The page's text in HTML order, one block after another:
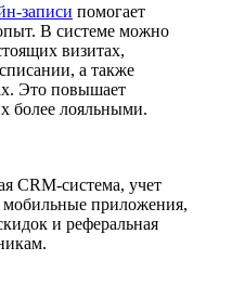
записи помогает
В системе можно
визитах,
а также
Это повышает
более лояльными.
CRM-система, учет
мобильные приложения,
и реферальная